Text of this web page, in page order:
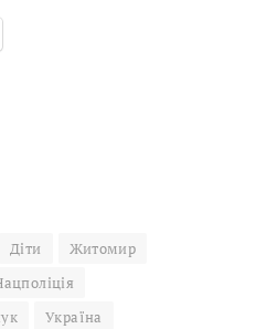
Діти
Житомир
Україна